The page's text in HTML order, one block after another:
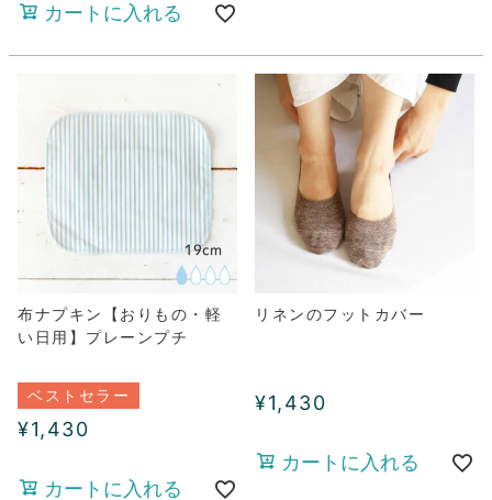
カートに入れる
布ナプキン【おりもの・軽
い日用】プレーンプチ
ベストセラー
¥1,430
カートに入れる
リネンのフットカバー
¥1,430
カートに入れる